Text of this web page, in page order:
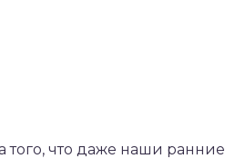
того, что даже наши ранние